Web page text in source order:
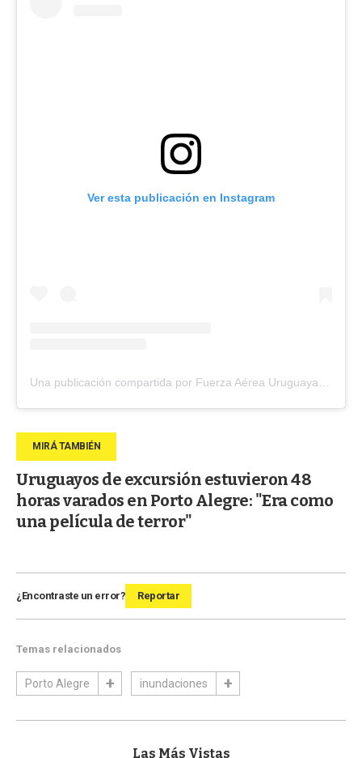
Ver esta publicación en Instagram
Uruguayos de excursión estuvieron 48
horas varados en Porto Alegre: "Era como
una película de terror"
¿Encontraste un error? Reportar
Temas relacionados
Porto Alegre inundaciones
Las Más Vistas